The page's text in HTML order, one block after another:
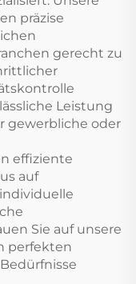
präzise
gerecht zu
Leistung
gewerbliche oder
effiziente
auf
Sie auf unsere
perfekten